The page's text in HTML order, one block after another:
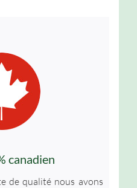
canadien
de qualité nous avons